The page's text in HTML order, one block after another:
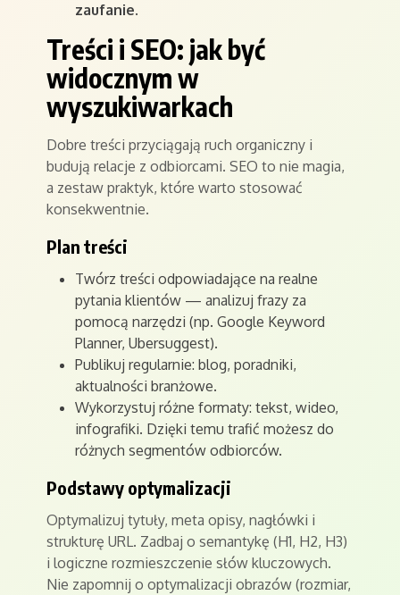
zaufanie.
Treści i SEO: jak być
widocznym w
wyszukiwarkach
Dobre treści przyciągają ruch organiczny i
budują relacje z odbiorcami. SEO to nie magia,
a zestaw praktyk, które warto stosować
konsekwentnie.
Plan treści
Twórz treści odpowiadające na realne
pytania klientów — analizuj frazy za
pomocą narzędzi (np. Google Keyword
Planner, Ubersuggest).
Publikuj regularnie: blog, poradniki,
aktualności branżowe.
Wykorzystuj różne formaty: tekst, wideo,
infografiki. Dzięki temu trafić możesz do
różnych segmentów odbiorców.
Podstawy optymalizacji
Optymalizuj tytuły, meta opisy, nagłówki i
strukturę URL. Zadbaj o semantykę (H1, H2, H3)
i logiczne rozmieszczenie słów kluczowych.
Nie zapomnij o optymalizacji obrazów (rozmiar,